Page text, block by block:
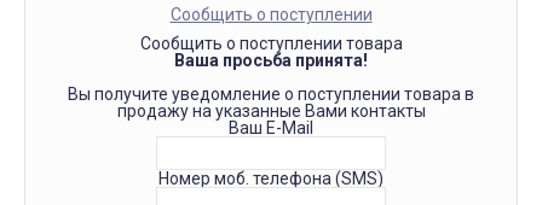
Сообщить о поступлении
Сообщить о поступлении товара
Ваша просьба принята!
Вы получите уведомление о поступлении товара в
продажу на указанные Вами контакты
Ваш E-Mail
Номер моб. телефона (SMS)